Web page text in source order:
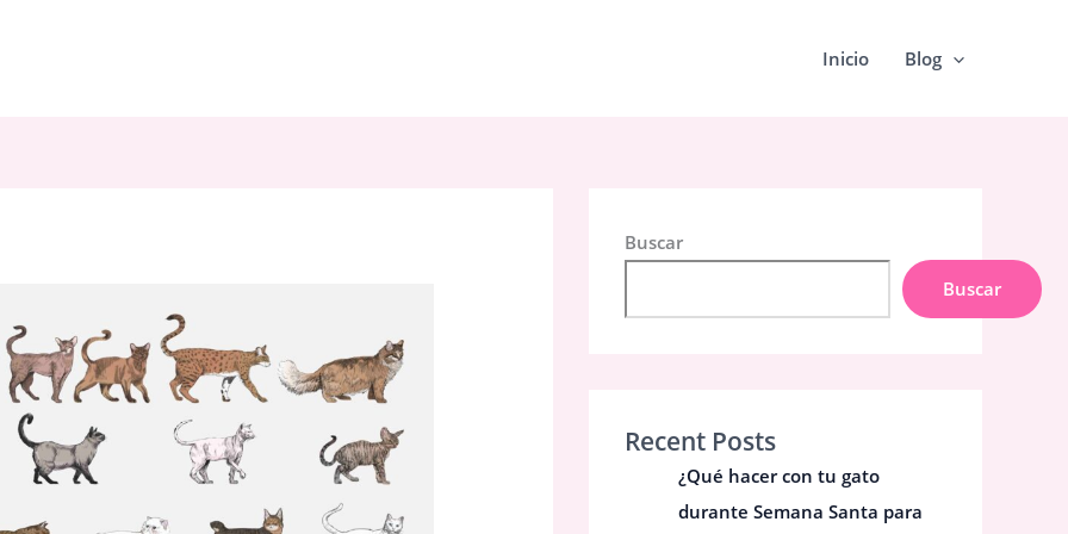
Inicio Blog
Buscar
Buscar
Recent Posts
¿Qué hacer con tu gato
durante Semana Santa para